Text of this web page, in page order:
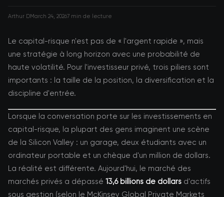
Arthur DMarch 24, 20267 min de lecture
Le capital-risque n'est pas de « l'argent rapide », mais
une stratégie à long horizon avec une probabilité de
haute volatilité. Pour l'investisseur privé, trois piliers sont
importants : la taille de la position, la diversification et la
discipline d'entrée.
Lorsque la conversation porte sur les investissements en
capital-risque, la plupart des gens imaginent une scène
de la Silicon Valley : un garage, deux étudiants avec un
ordinateur portable et un chèque d'un million de dollars.
La réalité est différente. Aujourd'hui, le marché des
marchés privés a dépassé 13,6 billions de dollars d'actifs
sous gestion (selon le McKinsey Global Private Markets